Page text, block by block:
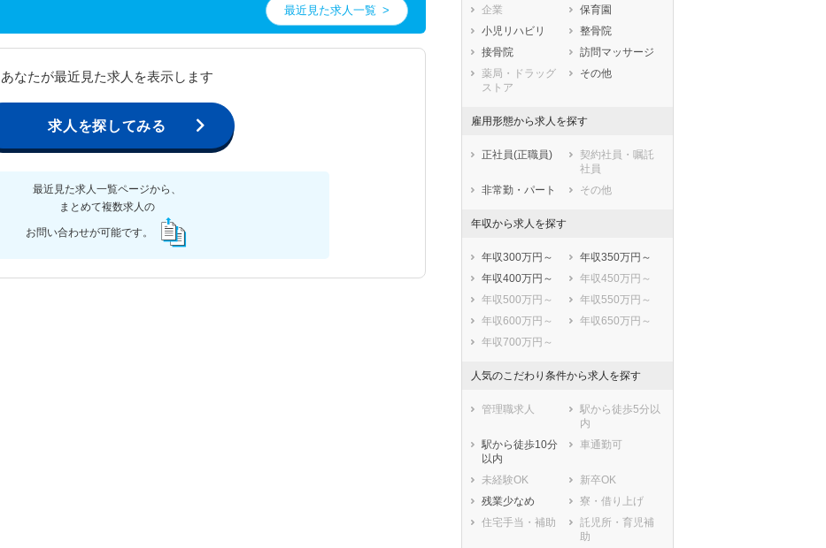
最近見た求人一覧
あなたが最近見た求人を表示します
求人を探してみる
最近見た求人一覧ページから、
まとめて複数求人の
お問い合わせが可能です。
熊本県
大分県
鹿児島県
沖縄県
企業
保育園
小児リハビリ
整骨院
接骨院
訪問マッサージ
薬局・ドラッグ
ストア
その他
雇用形態から求人を探す
正社員(正職員)
契約社員・嘱託
社員
非常勤・パート
その他
年収から求人を探す
年収300万円～
年収350万円～
年収400万円～
年収450万円～
年収500万円～
年収550万円～
年収600万円～
年収650万円～
年収700万円～
人気のこだわり条件から求人を探す
管理職求人
駅から徒歩5分以
内
駅から徒歩10分
以内
車通勤可
未経験OK
新卒OK
残業少なめ
寮・借り上げ
住宅手当・補助
託児所・育児補
助